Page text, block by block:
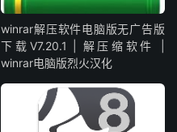
winrar解压软件电脑版无广告版
下载V7.20.1 | 解压缩软件 |
winrar电脑版烈火汉化